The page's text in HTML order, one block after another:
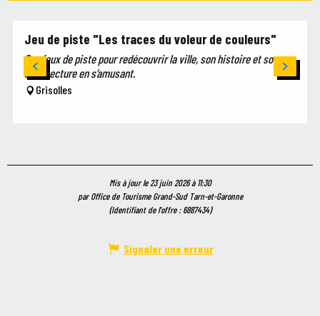
Est situé(e) dans...
Jeu de piste "Les traces du voleur de couleurs"
Des jeux de piste pour redécouvrir la ville, son histoire et son
architecture en s’amusant.
Grisolles
Mis à jour le 23 juin 2026 à 11:30
par Office de Tourisme Grand-Sud Tarn-et-Garonne
(Identifiant de l'offre :6887434)
Signaler une erreur